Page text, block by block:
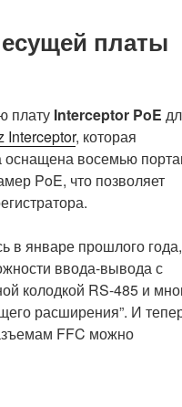
платы
плату Interceptor PoE
Interceptor, которая
оснащена восемью
PoE, что позволяет
в январе прошлого года,
ввода-вывода с
колодкой RS-485 и
расширения”. И
FFC можно